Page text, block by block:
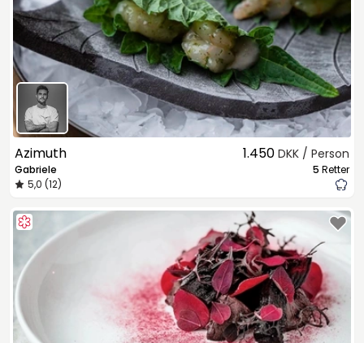
Azimuth
Gabriele
5,0 (12)
1.450 DKK / Person
5 Retter